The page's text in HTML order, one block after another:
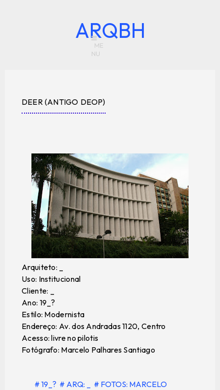
ARQBH
DEER (ANTIGO DEOP)
Arquiteto: _
Uso: Institucional
Cliente: _
Ano: 19_?
Estilo: Modernista
Endereço: Av. dos Andradas 1120, Centro
Acesso: livre no pilotis
Fotógrafo: Marcelo Palhares Santiago
# 19_? # ARQ: _
# FOTOS: MARCELO